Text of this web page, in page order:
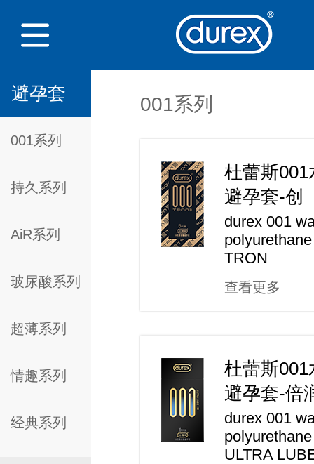
避孕套
001系列
持久系列
AiR系列
玻尿酸系列
超薄系列
情趣系列
经典系列
001系列
杜蕾斯
避孕套-创
durex 001
TRON
查看更多
杜蕾斯
避孕套-倍
durex 001
ULTRA